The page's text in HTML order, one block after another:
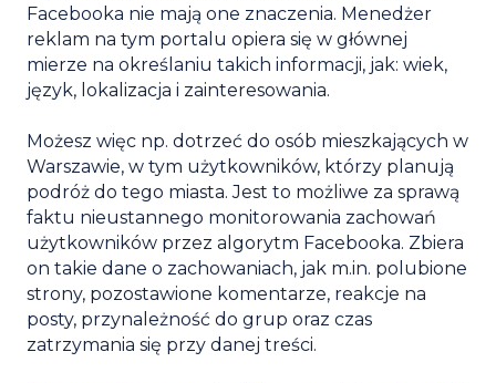
Facebooka nie mają one znaczenia. Menedżer
reklam na tym portalu opiera się w głównej
mierze na określaniu takich informacji, jak: wiek,
język, lokalizacja i zainteresowania.
Możesz więc np. dotrzeć do osób mieszkających w
Warszawie, w tym użytkowników, którzy planują
podróż do tego miasta. Jest to możliwe za sprawą
faktu nieustannego monitorowania zachowań
użytkowników przez algorytm Facebooka. Zbiera
on takie dane o zachowaniach, jak m.in. polubione
strony, pozostawione komentarze, reakcje na
posty, przynależność do grup oraz czas
zatrzymania się przy danej treści.